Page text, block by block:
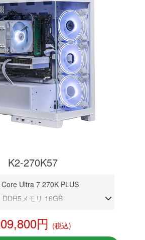
K2-270K57
Ultra 7 270K PLUS
DDR5メモリ 16GB
NVMeSSD 1TB
円 (税込)